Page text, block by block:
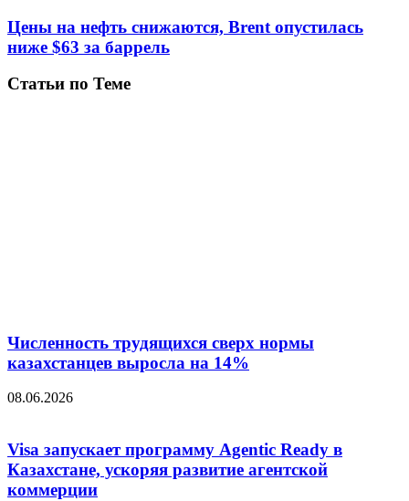
Цены на нефть снижаются, Brent опустилась
ниже $63 за баррель
Статьи по Теме
Численность трудящихся сверх нормы
казахстанцев выросла на 14%
08.06.2026
Visa запускает программу Agentic Ready в
Казахстане, ускоряя развитие агентской
коммерции